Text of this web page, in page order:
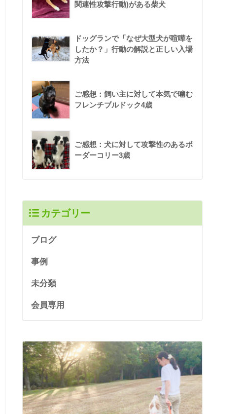
関連性攻撃行動)がある柴犬
ドッグランで「なぜ大型犬が喧嘩を
したか？」行動の解説と正しい入場
方法
ご感想：飼い主に対して本気で噛む
フレンチブルドック4歳
ご感想：犬に対して攻撃性のあるボ
ーダーコリー3歳
カテゴリー
ブログ
事例
未分類
会員専用